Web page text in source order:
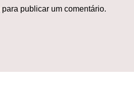
para publicar um comentário.